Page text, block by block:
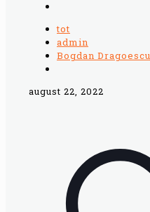
tot
admin
Bogdan Dragoescu
august 22, 2022